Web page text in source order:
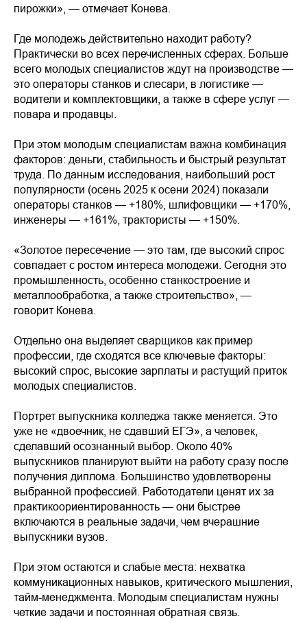
пирожки», — отмечает Конева.
Где молодежь действительно находит работу?
Практически во всех перечисленных сферах. Больше
всего молодых специалистов ждут на производстве —
это операторы станков и слесари, в логистике —
водители и комплектовщики, а также в сфере услуг —
повара и продавцы.
При этом молодым специалистам важна комбинация
факторов: деньги, стабильность и быстрый результат
труда. По данным исследования, наибольший рост
популярности (осень 2025 к осени 2024) показали
операторы станков — +180%, шлифовщики — +170%,
инженеры — +161%, трактористы — +150%.
«Золотое пересечение — это там, где высокий спрос
совпадает с ростом интереса молодежи. Сегодня это
промышленность, особенно станкостроение и
металлообработка, а также строительство», —
говорит Конева.
Отдельно она выделяет сварщиков как пример
профессии, где сходятся все ключевые факторы:
высокий спрос, высокие зарплаты и растущий приток
молодых специалистов.
Портрет выпускника колледжа также меняется. Это
уже не «двоечник, не сдавший ЕГЭ», а человек,
сделавший осознанный выбор. Около 40%
выпускников планируют выйти на работу сразу после
получения диплома. Большинство удовлетворены
выбранной профессией. Работодатели ценят их за
практикоориентированность — они быстрее
включаются в реальные задачи, чем вчерашние
выпускники вузов.
При этом остаются и слабые места: нехватка
коммуникационных навыков, критического мышления,
тайм-менеджмента. Молодым специалистам нужны
четкие задачи и постоянная обратная связь.